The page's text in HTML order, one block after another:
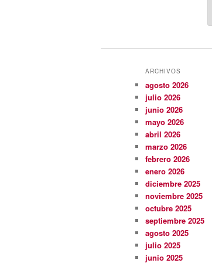
ARCHIVOS
agosto 2026
julio 2026
junio 2026
mayo 2026
abril 2026
marzo 2026
febrero 2026
enero 2026
diciembre 2025
noviembre 2025
octubre 2025
septiembre 2025
agosto 2025
julio 2025
junio 2025